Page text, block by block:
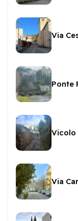
Via
Ponte
Vicolo
Via